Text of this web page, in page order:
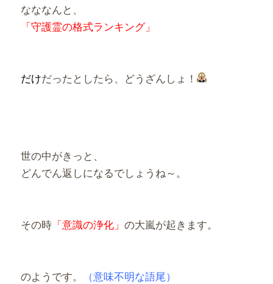
なななんと、
「守護霊の格式ランキング」
だけだったとしたら、どうざんしょ！
世の中がきっと、
どんでん返しになるでしょうね～。
その時「意識の浄化」 の大嵐が起きます。
のようです。 （意味不明な語尾）